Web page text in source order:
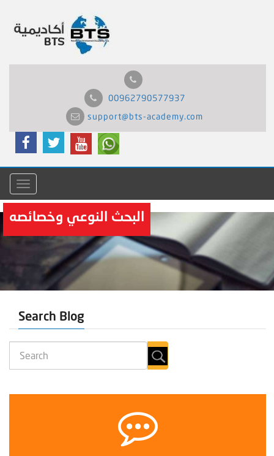
00962790577937
support@bts-academy.com
Menu
البحث النوعي وخصائصه
Search Blog